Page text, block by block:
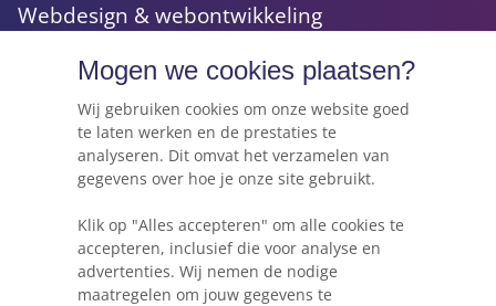
Webdesign & webontwikkeling
Online marketing & advies
Hosting, e-mail & domeinnamen
Webkracht's blog
5 dingen die je moet weten voordat je een
website gaat beginnen
Mogen we cookies plaatsen?
Wij gebruiken cookies om onze website goed
te laten werken en de prestaties te
analyseren. Dit omvat het verzamelen van
gegevens over hoe je onze site gebruikt.
Klik op "Alles accepteren" om alle cookies te
accepteren, inclusief die voor analyse en
advertenties. Wij nemen de nodige
maatregelen om jouw gegevens te